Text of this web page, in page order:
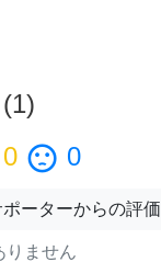
(1)
0 sentiment_dissatisfied 0
ポーターからの評価
りません